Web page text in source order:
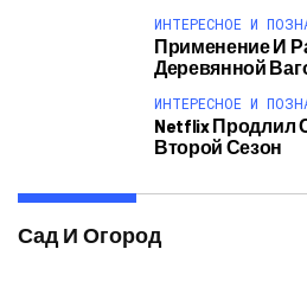
ИНТЕРЕСНОЕ И
Применение И
Деревянной
ИНТЕРЕСНОЕ И
Netflix Продлил
Второй Сезон
Сад И Огород